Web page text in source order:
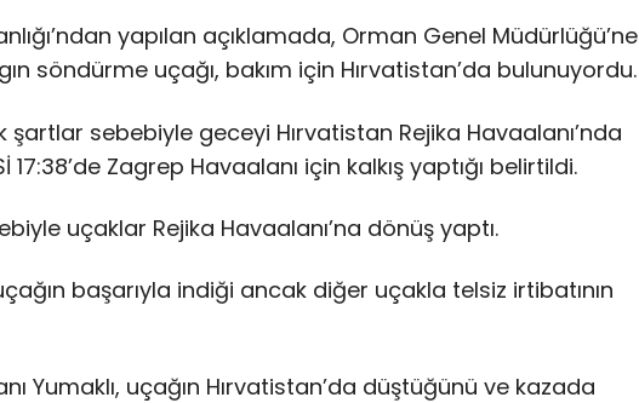
yapılan açıklamada, Orman Genel Müdürlüğü’ne
söndürme uçağı, bakım için Hırvatistan’da bulunuyordu.
sebebiyle geceyi Hırvatistan Rejika Havaalanı’nda
Zagrep Havaalanı için kalkış yaptığı belirtildi.
uçaklar Rejika Havaalanı’na dönüş yaptı.
başarıyla indiği ancak diğer uçakla telsiz irtibatının
Yumaklı, uçağın Hırvatistan’da düştüğünü ve kazada